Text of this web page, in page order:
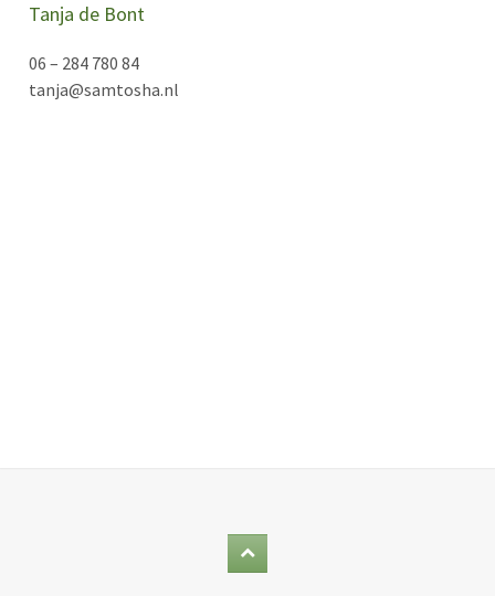
Tanja de Bont
06 – 284 780 84
tanja@samtosha.nl